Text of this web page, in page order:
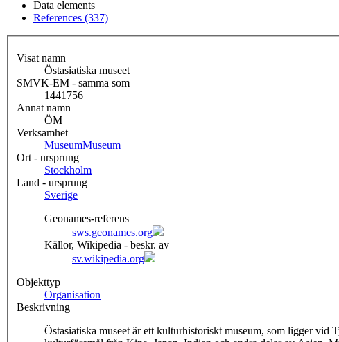
Data elements
References (337)
Visat namn
Östasiatiska museet
SMVK-EM - samma som
1441756
Annat namn
ÖM
Verksamhet
MuseumMuseum
Ort - ursprung
Stockholm
Land - ursprung
Sverige
Geonames-referens
sws.geonames.org
Källor, Wikipedia - beskr. av
sv.wikipedia.org
Objekttyp
Organisation
Beskrivning
Östasiatiska museet är ett kulturhistoriskt museum, som ligger vid